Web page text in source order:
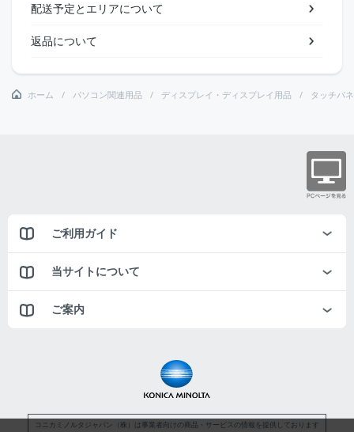
配送予定とエリアについて
返品について
ホーム パソコン関連用品 ディスプレイ・ディスプレイ用品 タッチパ
ご利用ガイド
当サイトについて
ご案内
コニカミノルタジャパン（株）は事業者向けの商品・サービスの情報を提供しております